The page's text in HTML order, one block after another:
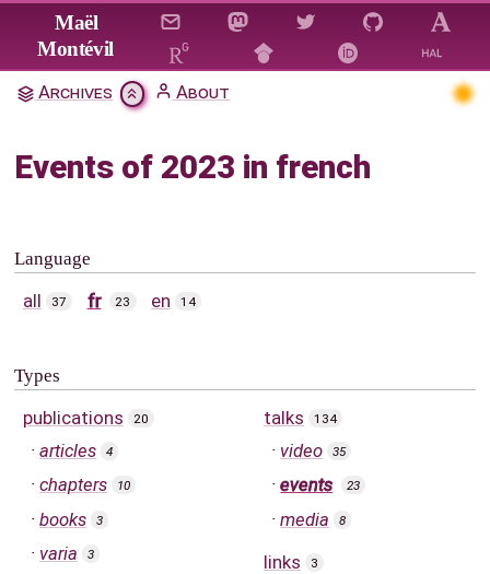
Jump to main content
Maël
Montévil
Archives About
Events of 2023 in french
Language
all 37 fr 23 en 14
Types
publications 20
articles 4
chapters 10
books 3
varia 3
talks 134
video 35
events 23
media 8
links 3